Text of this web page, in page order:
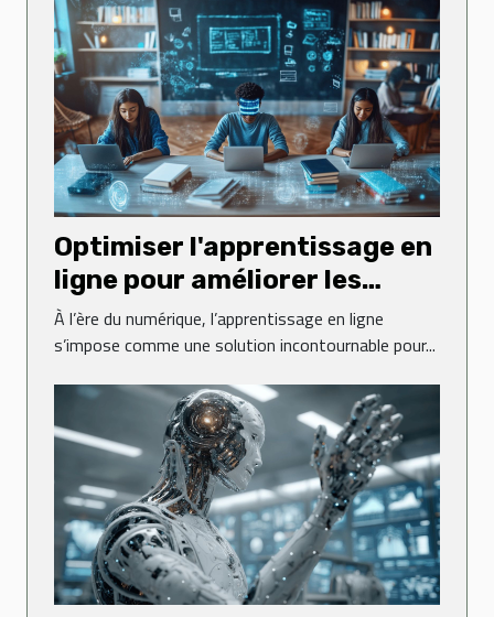
Optimiser l'apprentissage en
ligne pour améliorer les
performances académiques
À l’ère du numérique, l’apprentissage en ligne
s’impose comme une solution incontournable pour...